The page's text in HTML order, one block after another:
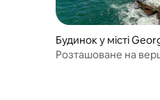
Будинок у місті
Розташоване на